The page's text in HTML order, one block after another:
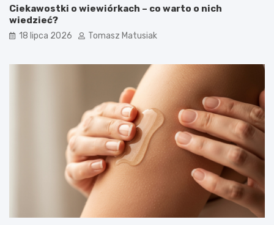
Ciekawostki o wiewiórkach – co warto o nich
wiedzieć?
18 lipca 2026 Tomasz Matusiak